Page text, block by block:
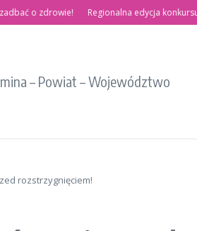
o zdrowie! Regionalna edycja konkursu
– Powiat – Województwo
rozstrzygnięciem!